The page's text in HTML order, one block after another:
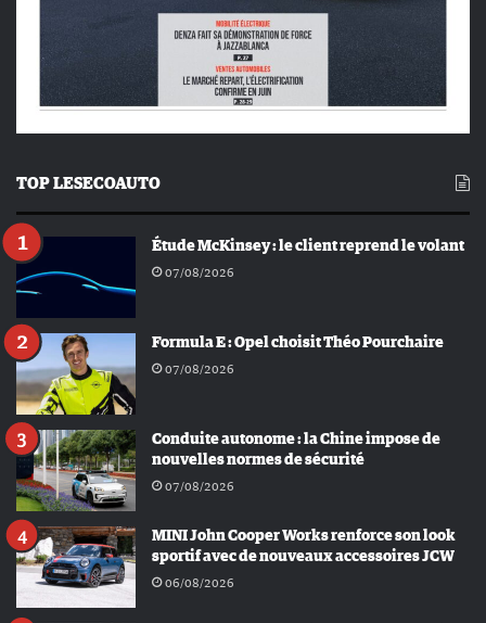
TOP LESECOAUTO
Étude McKinsey : le client reprend le volant
07/08/2026
Formula E : Opel choisit Théo Pourchaire
07/08/2026
Conduite autonome : la Chine impose de
nouvelles normes de sécurité
07/08/2026
MINI John Cooper Works renforce son look
sportif avec de nouveaux accessoires JCW
06/08/2026